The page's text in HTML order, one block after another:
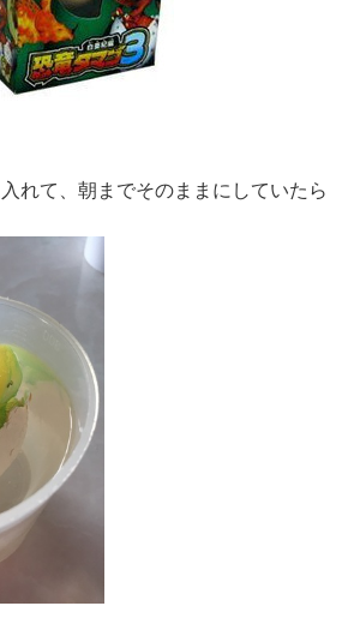
れて、朝までそのままにしていたら